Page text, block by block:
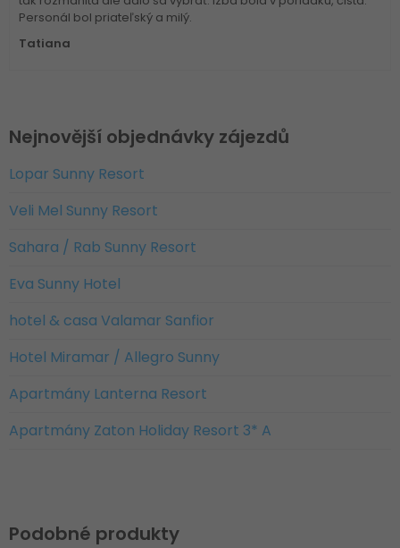
Personál bol priateľský a milý.
Tatiana
Nejnovější objednávky zájezdů
Lopar Sunny Resort
Veli Mel Sunny Resort
Sahara / Rab Sunny Resort
Eva Sunny Hotel
hotel & casa Valamar Sanfior
Hotel Miramar / Allegro Sunny
Apartmány Lanterna Resort
Apartmány Zaton Holiday Resort 3* A
Podobné produkty